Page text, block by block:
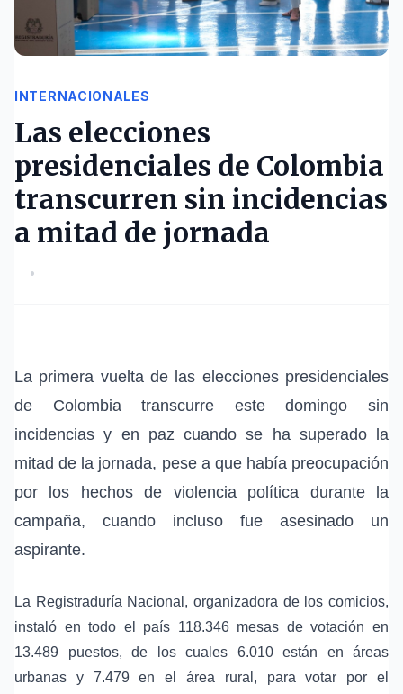
INTERNACIONALES
Las elecciones
presidenciales de Colombia
transcurren sin incidencias
a mitad de jornada
•
La primera vuelta de las elecciones presidenciales
de Colombia transcurre este domingo sin
incidencias y en paz cuando se ha superado la
mitad de la jornada, pese a que había preocupación
por los hechos de violencia política durante la
campaña, cuando incluso fue asesinado un
aspirante.
La Registraduría Nacional , organizadora de los comicios,
instaló en todo el país 118.346 mesas de votación en
13.489 puestos, de los cuales 6.010 están en áreas
urbanas y 7.479 en el área rural, para votar por el